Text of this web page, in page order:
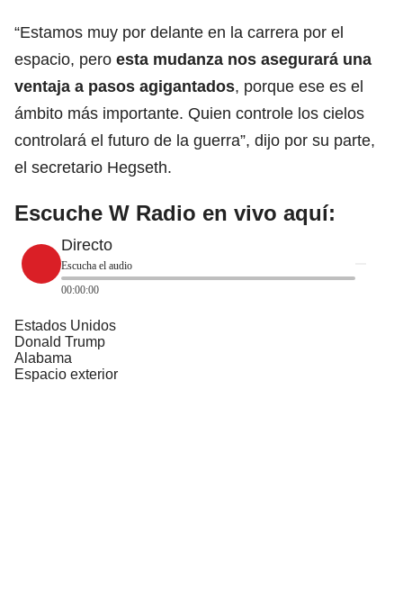
“Estamos muy por delante en la carrera por el
espacio, pero esta mudanza nos asegurará una
ventaja a pasos agigantados, porque ese es el
ámbito más importante. Quien controle los cielos
controlará el futuro de la guerra”, dijo por su parte,
el secretario Hegseth.
Escuche W Radio en vivo aquí:
Directo
Escucha el audio
00:00:00
Estados Unidos
Donald Trump
Alabama
Espacio exterior